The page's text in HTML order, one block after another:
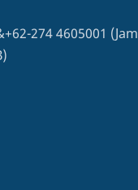
274 4605001 (Jam